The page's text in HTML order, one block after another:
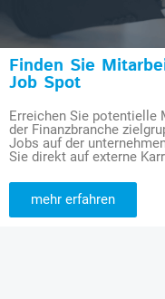
Finden Sie
Job Spot
Erreichen Sie potentielle
der Finanzbranche
Jobs auf der
Sie direkt auf externe
mehr erfahren